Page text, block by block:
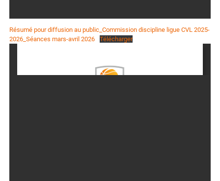
Résumé pour diffusion au public_Commission discipline ligue CVL 2025-
2026_Séances mars-avril 2026
Télécharger